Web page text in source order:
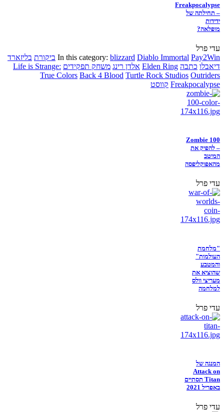
Freakpocalypse
– תחילתה של
ידידות
מופלאה?
עדי פרל
In this category: blizzard Diablo Immortal Pay2Win ביקורת בליזארד
דיאבלו כתבה Elden Ring אלדן רינג משחק תפקידים Life is Strange:
True Colors Back 4 Blood Turtle Rock Studios Outriders
Freakpocalypse קווסט
Zombie 100
– להפיק את
המיטב
מהאפוקליפסה
עדי פרל
"מלחמת
העולמות"
והמטבע
שהוציא את
מעריצי וולס
למלחמה
עדי פרל
המנגה של
Attack on
Titan תסתיים
באפריל 2021
עדי פרל